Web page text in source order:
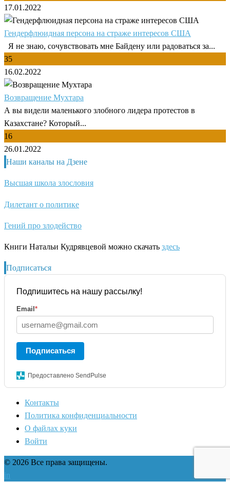
17.01.2022
Гендерфлюидная персона на страже интересов США
Я не знаю, сочувствовать мне Байдену или радоваться за...
35
16.02.2022
Возвращение Мухтара
А вы видели маленького злобного лидера протестов в
Казахстане? Который...
16
26.01.2022
Наши каналы на Дзене
Высшая школа злословия
Дилетант о политике
Гений про злодейство
Книги Натальи Кудрявцевой можно скачать здесь
Подписаться
Подпишитесь на нашу рассылку!
Email *
Подписаться
Предоставлено SendPulse
Контакты
Политика конфиденциальности
О файлах куки
Войти
© 2026 Все права защищены.